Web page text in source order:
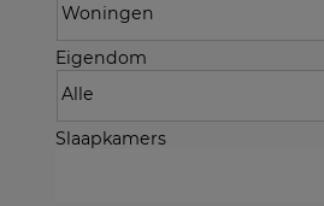
Eigendom
Slaapkamers